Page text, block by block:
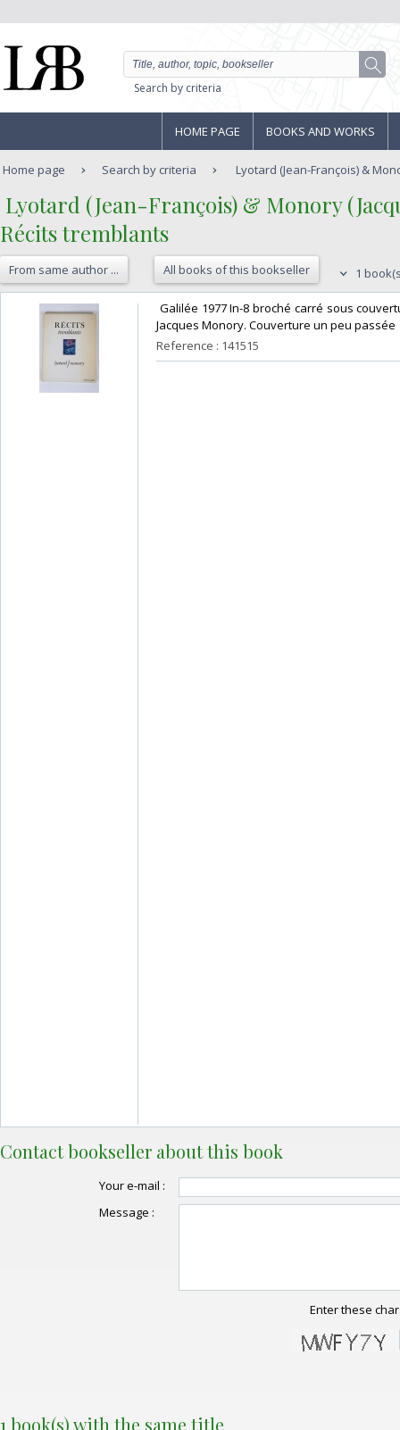
Search by criteria
HOME PAGE BOOKS AND WORKS
Home page Search by criteria Lyotard (Jean-François) &
Lyotard (Jean-François) & Monory
‎Récits tremblants‎
From same author ... All books of this bookseller 1
Galilée 1977 In-8 broché carré sous
Jacques Monory. Couverture un peu passée‎
Reference : 141515
Contact bookseller about this book
Your e-mail :
Message :
Enter these
1 book(s) with the same title